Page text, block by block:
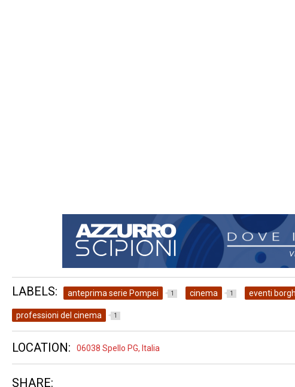
LABELS: anteprima serie Pompei 1 cinema 1 eventi
professioni del cinema 1
LOCATION: 06038 Spello PG, Italia
SHARE: